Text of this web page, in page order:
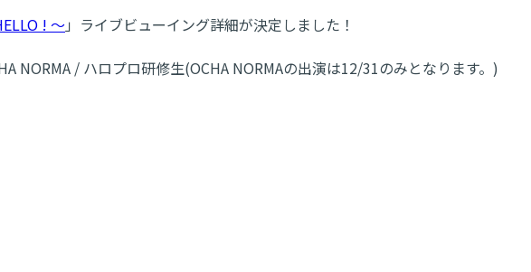
! ～」ライブビューイング詳細が決定しました！
/ ハロプロ研修生(OCHA NORMAの出演は12/31のみとなります。)